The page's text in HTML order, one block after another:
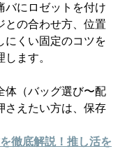
バにロゼットを付け
との合わせ方、位置
にくい固定のコツを
ます。
（バッグ選び〜配
さえたい方は、保存
徹底解説！推し活を